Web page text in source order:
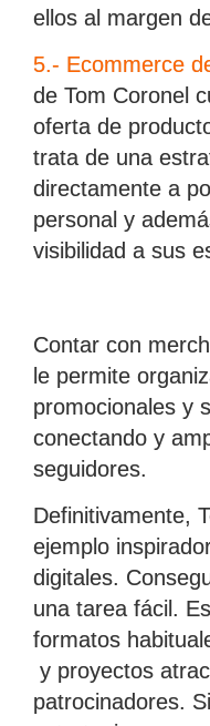
ellos al margen
5.- Ecommerce
de Tom Coronel
oferta de
trata de una
directamente a
personal y
visibilidad a sus
Contar con
le permite
promocionales y
conectando y
seguidores.
Definitivamente,
ejemplo
digitales.
una tarea fácil.
formatos
y proyectos
patrocinadores.